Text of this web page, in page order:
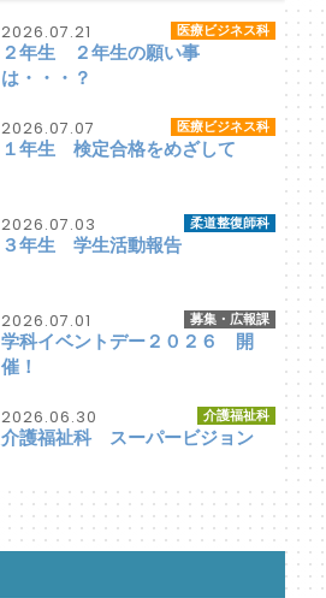
2026.07.21 医療ビジネス科
２年生 ２年生の願い事
は・・・？
2026.07.07 医療ビジネス科
１年生 検定合格をめざして
2026.07.03 柔道整復師科
３年生 学生活動報告
2026.07.01 募集・広報課
学科イベントデー２０２６ 開
催！
2026.06.30 介護福祉科
介護福祉科 スーパービジョン